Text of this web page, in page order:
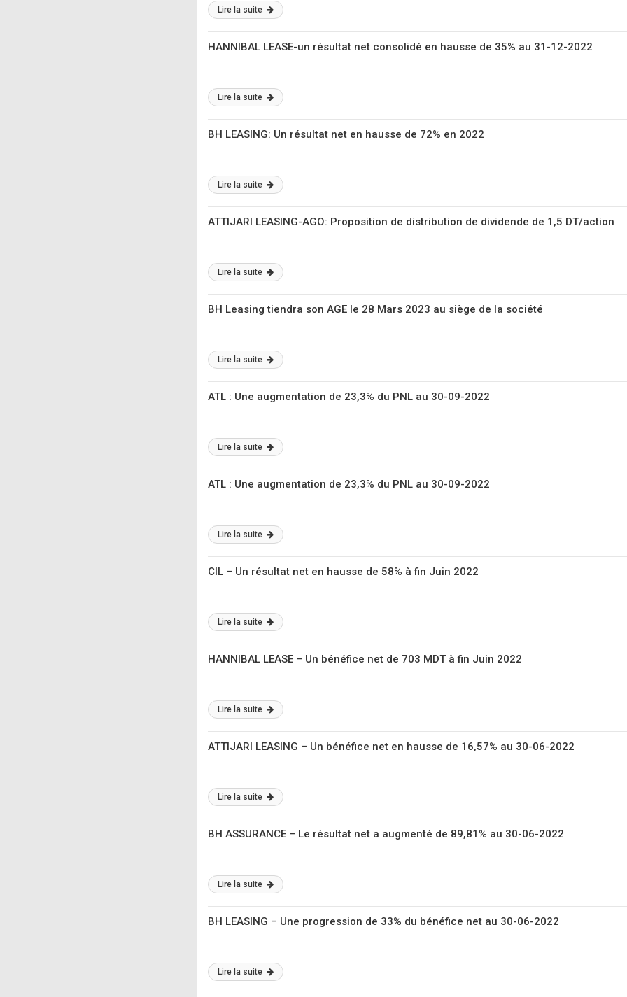
Lire la suite
HANNIBAL LEASE-un résultat net consolidé en hausse de 35% au 31-12-2022
Lire la suite
BH LEASING: Un résultat net en hausse de 72% en 2022
Lire la suite
ATTIJARI LEASING-AGO: Proposition de distribution de dividende de 1,5 DT/action
Lire la suite
BH Leasing tiendra son AGE le 28 Mars 2023 au siège de la société
Lire la suite
ATL : Une augmentation de 23,3% du PNL au 30-09-2022
Lire la suite
ATL : Une augmentation de 23,3% du PNL au 30-09-2022
Lire la suite
CIL – Un résultat net en hausse de 58% à fin Juin 2022
Lire la suite
HANNIBAL LEASE – Un bénéfice net de 703 MDT à fin Juin 2022
Lire la suite
ATTIJARI LEASING – Un bénéfice net en hausse de 16,57% au 30-06-2022
Lire la suite
BH ASSURANCE – Le résultat net a augmenté de 89,81% au 30-06-2022
Lire la suite
BH LEASING – Une progression de 33% du bénéfice net au 30-06-2022
Lire la suite